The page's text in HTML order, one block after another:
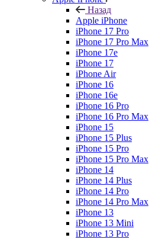
Назад
Apple iPhone
iPhone 17 Pro
iPhone 17 Pro Max
iPhone 17e
iPhone 17
iPhone Air
iPhone 16
iPhone 16e
iPhone 16 Pro
iPhone 16 Pro Max
iPhone 15
iPhone 15 Plus
iPhone 15 Pro
iPhone 15 Pro Max
iPhone 14
iPhone 14 Plus
iPhone 14 Pro
iPhone 14 Pro Max
iPhone 13
iPhone 13 Mini
iPhone 13 Pro